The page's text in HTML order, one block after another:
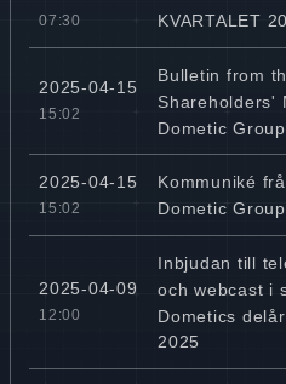
07:30
KVARTALET
2025-04-15
15:02
Bulletin from
Shareholders'
Dometic
2025-04-15
15:02
Kommuniké
Dometic
2025-04-09
12:00
Inbjudan till
och webcast i
Dometics
2025